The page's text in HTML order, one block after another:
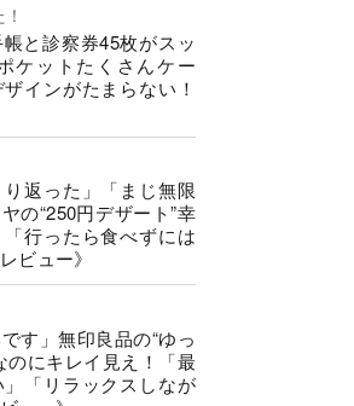
帳と診察券45枚がスッ
ケットたくさんケー
インがたまらない！
り返った」「まじ無限
の“250円デザート”幸
行ったら食べずには
ビュー》
す」無印良品の“ゆっ
のにキレイ見え！「最
「リラックスしなが